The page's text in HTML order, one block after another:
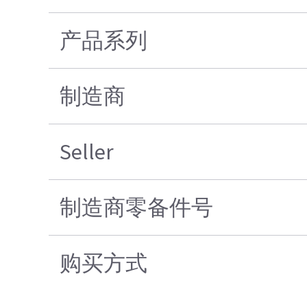
产品系列
制造商
Seller
制造商零备件号
购买方式